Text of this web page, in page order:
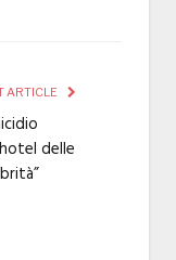
ARTICLE
delle